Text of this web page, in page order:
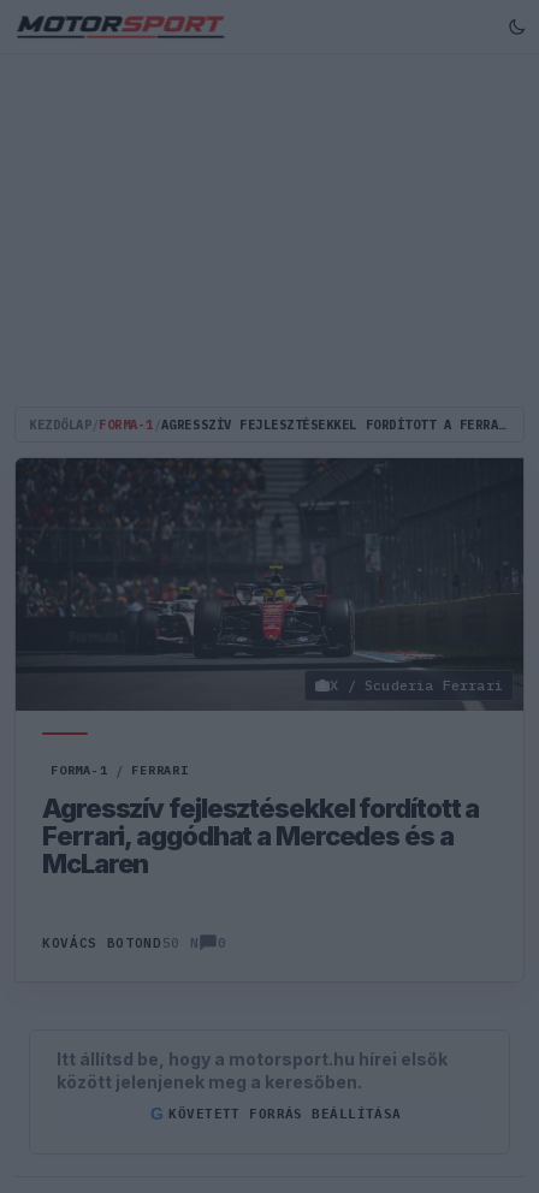
KEZDŐLAP FORMA-1 AGRESSZÍV FEJLESZTÉSEKKEL FORDÍTOTT A FERRARI, AGGÓDHAT A MERCEDES ÉS A MCLAREN
X / Scuderia Ferrari
FORMA-1 / FERRARI
Agresszív fejlesztésekkel fordított a
Ferrari, aggódhat a Mercedes és a
McLaren
KOVÁCS BOTOND 50 N 0
Itt állítsd be, hogy a motorsport.hu hírei elsők
között jelenjenek meg a keresőben.
G KÖVETETT FORRÁS BEÁLLÍTÁSA